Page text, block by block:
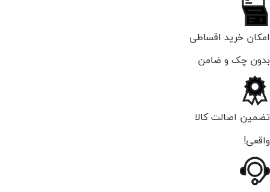
امکان خرید اقساطی
بدون چک و ضامن
تضمین اصالت کالا
واقعی!